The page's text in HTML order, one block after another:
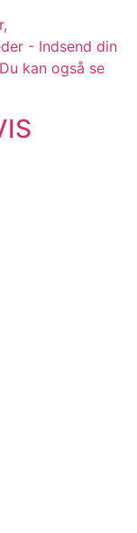
- Indsend din
kan også se